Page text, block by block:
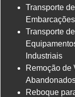
Transporte de
Embarcações
Transporte de
Industriais
Remoção de
Reboque